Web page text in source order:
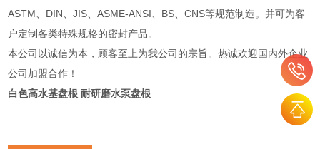
ASTM、DIN、JIS、ASME-ANSI、BS、CNS等规范制造。并可为客
户定制各类特殊规格的密封产品。
本公司以诚信为本，顾客至上为我公司的宗旨。热诚欢迎国内外企业
公司加盟合作！
白色高水基盘根 耐研磨水泵盘根